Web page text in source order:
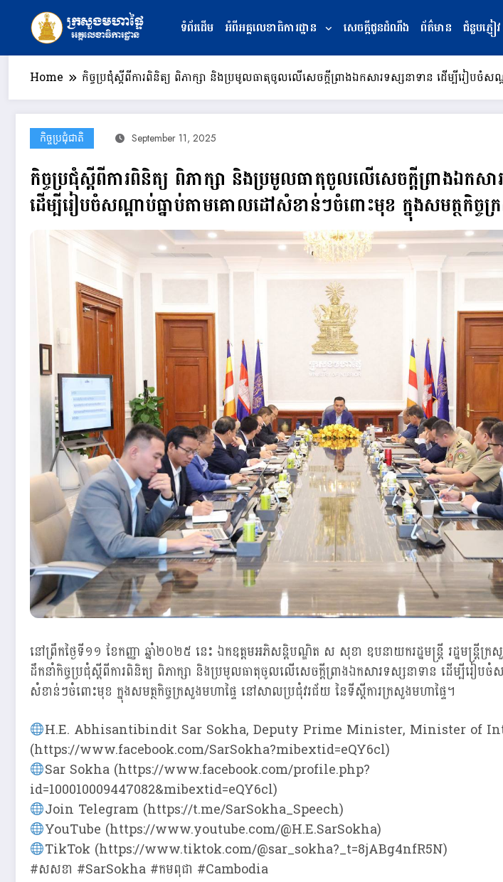
content
ទំព័រដើម អំពីអគ្គលេខាធិការដ្ឋាន សេចក្ដីជូនដំណឹង ព័ត៌មាន ជំនួបភ្ញៀវ
Home កិច្ចប្រជុំស្ដីពីការពិនិត្យ ពិភាក្សា និងប្រមូលធាតុចូលលើសេចក្ដីព្រាងឯកសារទស្សនាទាន ដើម្បីរៀបចំ
កិច្ចប្រជុំជាតិ September 11, 2025
កិច្ចប្រជុំស្ដីពីការពិនិត្យ ពិភាក្សា និងប្រមូលធាតុចូលលើសេចក្ដីព្រាងឯកស
ដើម្បីរៀបចំសណ្ដាប់ធ្នាប់តាមគោលដៅសំខាន់ៗចំពោះមុខ ក្នុងសមត្ថកិច្ចក្
នៅព្រឹកថ្ងៃទី១១ ខែកញ្ញា ឆ្នាំ២០២៥ នេះ ឯកឧត្តមអភិសន្តិបណ្ឌិត ស សុខា ឧបនាយករដ្ឋមន្ត្រី រដ្ឋមន្ត្រីក្រ
ដឹកនាំកិច្ចប្រជុំស្ដីពីការពិនិត្យ ពិភាក្សា និងប្រមូលធាតុចូលលើសេចក្ដីព្រាងឯកសារទស្សនាទាន ដើម្បីរៀប
សំខាន់ៗចំពោះមុខ ក្នុងសមត្ថកិច្ចក្រសួងមហាផ្ទៃ នៅសាលប្រជុំវរជ័យ នៃទីស្តីការក្រសួងមហាផ្ទៃ។
H.E. Abhisantibindit Sar Sokha, Deputy Prime Minister, Minister of
(https://www.facebook.com/SarSokha?mibextid=eQY6cl)
Sar Sokha (https://www.facebook.com/profile.php?
id=100010009447082&mibextid=eQY6cl)
Join Telegram (https://t.me/SarSokha_Speech)
YouTube (https://www.youtube.com/@H.E.SarSokha)
TikTok (https://www.tiktok.com/@sar_sokha?_t=8jABg4nfR5N)
#សសខា #SarSokha #កមពុជា #Cambodia